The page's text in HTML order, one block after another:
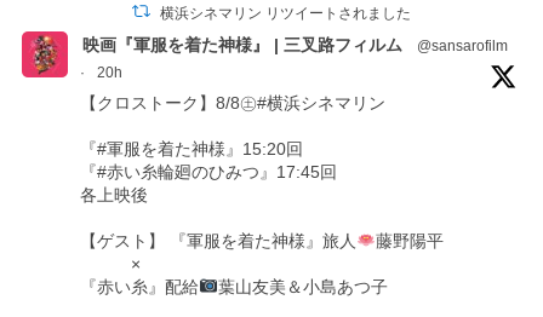
横浜シネマリン リツイートされました
映画『軍服を着た神様』 | 三叉路フィルム
@sansarofilm
·
20h
【クロストーク】8/8㊏#横浜シネマリン
『#軍服を着た神様』15:20回
『#赤い糸輪廻のひみつ』17:45回
各上映後
【ゲスト】 『軍服を着た神様』旅人
藤野陽平
×
『赤い糸』配給
葉山友美＆小島あつ子